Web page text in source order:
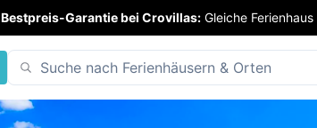
Bestpreis-Garantie bei Crovillas: Gleiche